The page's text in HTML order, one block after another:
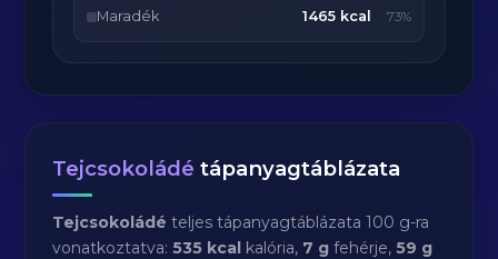
Maradék 1465 kcal 73%
Tejcsokoládé tápanyagtáblázata
Tejcsokoládé teljes tápanyagtáblázata 100 g-ra
vonatkoztatva:535 kcal kalória, 7 g fehérje,59 g